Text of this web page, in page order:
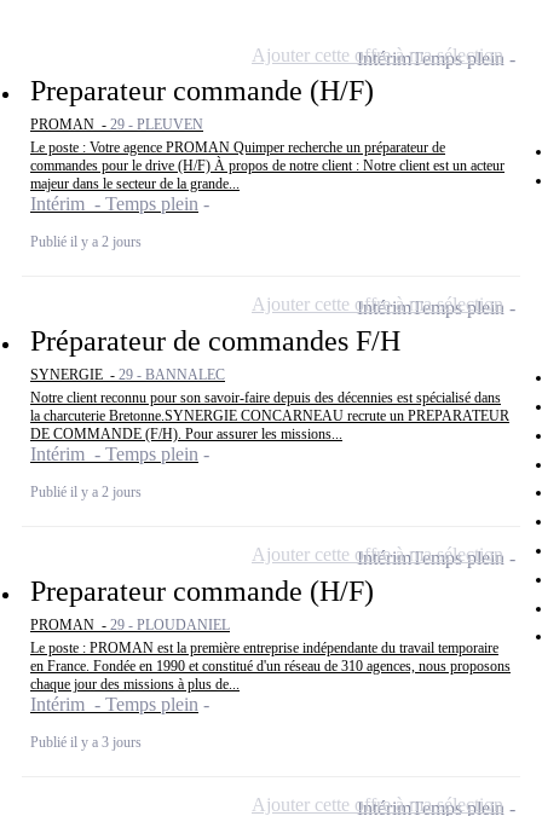
Preparateur commande (H/F)
PROMAN - 29 - PLEUVEN
Le poste : Votre agence PROMAN Quimper recherche un préparateur de
commandes pour le drive (H/F) À propos de notre client : Notre client est un acteur
majeur dans le secteur de la grande...
Intérim - Temps plein
Publié il y a 2 jours
IntérimTemps plein
Ajouter cette offre à ma sélection
Préparateur de commandes F/H
SYNERGIE - 29 - BANNALEC
Notre client reconnu pour son savoir-faire depuis des décennies est spécialisé dans
la charcuterie Bretonne.SYNERGIE CONCARNEAU recrute un PREPARATEUR
DE COMMANDE (F/H). Pour assurer les missions...
Intérim - Temps plein
Publié il y a 2 jours
IntérimTemps plein
Ajouter cette offre à ma sélection
Preparateur commande (H/F)
PROMAN - 29 - PLOUDANIEL
Le poste : PROMAN est la première entreprise indépendante du travail temporaire
en France. Fondée en 1990 et constitué d'un réseau de 310 agences, nous proposons
chaque jour des missions à plus de...
Intérim - Temps plein
Publié il y a 3 jours
IntérimTemps plein
Ajouter cette offre à ma sélection
IntérimTemps plein
Ajouter cette offre à ma sélection